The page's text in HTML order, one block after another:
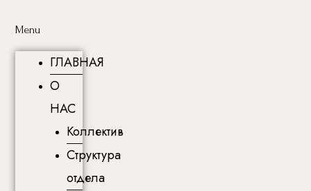
Menu
ГЛАВНАЯ
О
НАС
Коллектив
Структура
отдела